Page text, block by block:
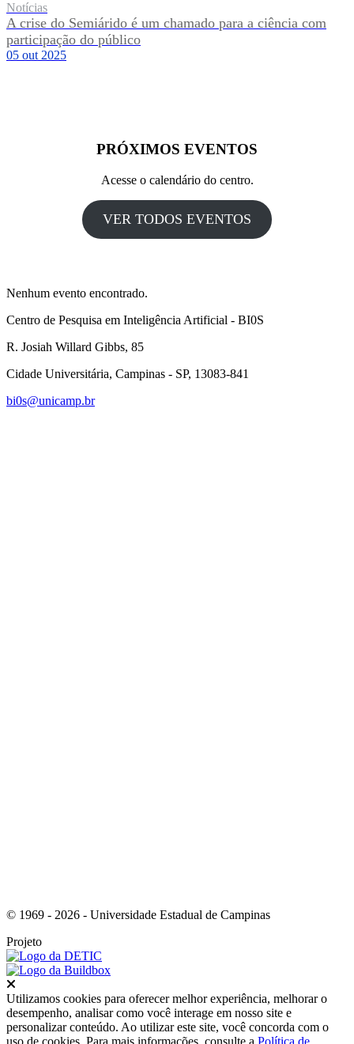
Notícias
A crise do Semiárido é um chamado para a ciência com
participação do público
05 out 2025
PRÓXIMOS EVENTOS
Acesse o calendário do centro.
VER TODOS EVENTOS
Nenhum evento encontrado.
Centro de Pesquisa em Inteligência Artificial - BI0S
R. Josiah Willard Gibbs, 85
Cidade Universitária, Campinas - SP, 13083-841
bi0s@unicamp.br
© 1969 - 2026 - Universidade Estadual de Campinas
Projeto
Utilizamos cookies para oferecer melhor experiência, melhorar o
desempenho, analisar como você interage em nosso site e
personalizar conteúdo. Ao utilizar este site, você concorda com o
uso de cookies. Para mais informações, consulte a Política de